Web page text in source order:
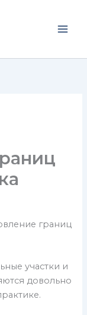
границ
участки и
довольно